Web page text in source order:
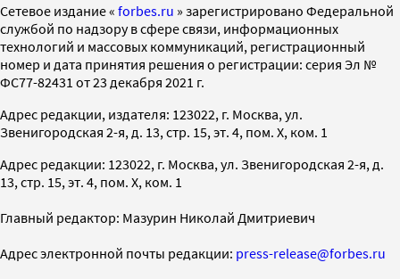
Cетевое издание « forbes.ru » зарегистрировано Федеральной
службой по надзору в сфере связи, информационных
технологий и массовых коммуникаций, регистрационный
номер и дата принятия решения о регистрации: серия Эл №
ФС77-82431 от 23 декабря 2021 г.
Адрес редакции, издателя: 123022, г. Москва, ул.
Звенигородская 2-я, д. 13, стр. 15, эт. 4, пом. X, ком. 1
Адрес редакции: 123022, г. Москва, ул. Звенигородская 2-я, д.
13, стр. 15, эт. 4, пом. X, ком. 1
Главный редактор: Мазурин Николай Дмитриевич
Адрес электронной почты редакции: press-release@forbes.ru